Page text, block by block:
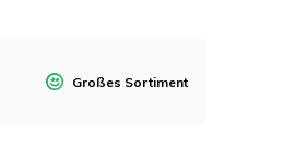
Großes Sortiment